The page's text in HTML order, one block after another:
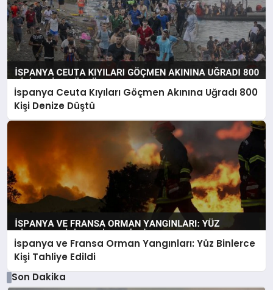
İspanya Ceuta Kıyıları Göçmen Akınına Uğradı 800
Kişi Denize Düştü
İspanya ve Fransa Orman Yangınları: Yüz Binlerce
Kişi Tahliye Edildi
Son Dakika